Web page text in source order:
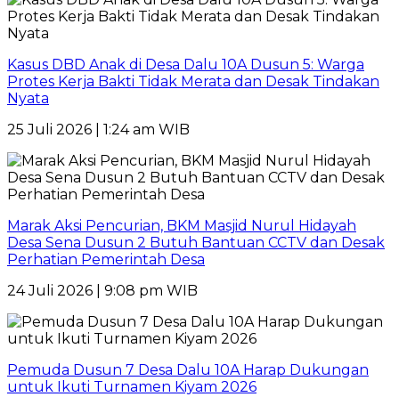
Kasus DBD Anak di Desa Dalu 10A Dusun 5: Warga
Protes Kerja Bakti Tidak Merata dan Desak Tindakan
Nyata
25 Juli 2026 | 1:24 am WIB
Marak Aksi Pencurian, BKM Masjid Nurul Hidayah
Desa Sena Dusun 2 Butuh Bantuan CCTV dan Desak
Perhatian Pemerintah Desa
24 Juli 2026 | 9:08 pm WIB
Pemuda Dusun 7 Desa Dalu 10A Harap Dukungan
untuk Ikuti Turnamen Kiyam 2026